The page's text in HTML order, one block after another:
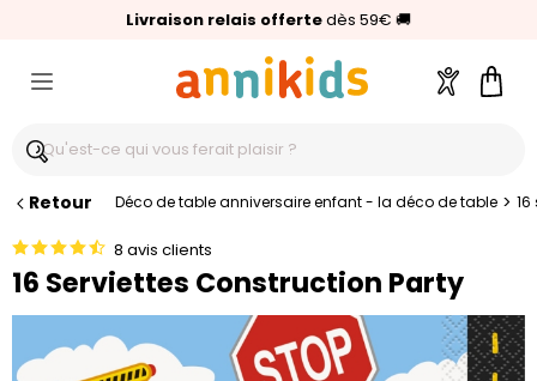
Livraison relais offertedès 59€ 🚚
🥇Palmarès Capital 2025 :Annikids N°1
⭐⭐⭐⭐⭐4,6/5(24 000 avis clients)
Compte
Retour Déco de table anniversaire enfant - la déco de table >
8 avis clients
16 Serviettes Construction Party